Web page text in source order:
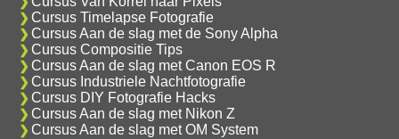
Cursus Timelapse Fotografie
Cursus Aan de slag met de Sony Alpha
Cursus Compositie Tips
Cursus Aan de slag met Canon EOS R
Cursus Industriele Nachtfotografie
Cursus DIY Fotografie Hacks
Cursus Aan de slag met Nikon Z
Cursus Aan de slag met OM System